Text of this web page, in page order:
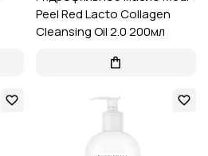
Peel Red Lacto Collagen
Cleansing Oil 2.0 200мл